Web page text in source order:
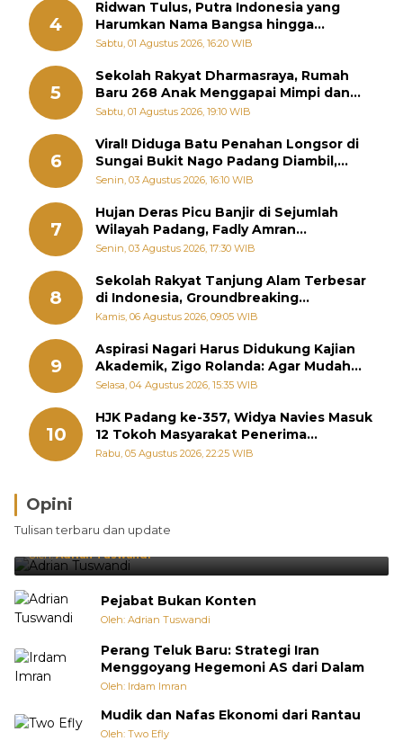
4
Ridwan Tulus, Putra Indonesia yang
Harumkan Nama Bangsa hingga
Diabadikan dalam Buku Jepang
Sabtu, 01 Agustus 2026, 16:20 WIB
5
Sekolah Rakyat Dharmasraya, Rumah
Baru 268 Anak Menggapai Mimpi dan
Memutus Rantai Kemiskinan
Sabtu, 01 Agustus 2026, 19:10 WIB
6
Viral! Diduga Batu Penahan Longsor di
Sungai Bukit Nago Padang Diambil,
Warga Khawatir Bencana Terulang
Senin, 03 Agustus 2026, 16:10 WIB
7
Hujan Deras Picu Banjir di Sejumlah
Wilayah Padang, Fadly Amran
Perintahkan OPD Siaga
Senin, 03 Agustus 2026, 17:30 WIB
8
Sekolah Rakyat Tanjung Alam Terbesar
di Indonesia, Groundbreaking
September
Kamis, 06 Agustus 2026, 09:05 WIB
9
Aspirasi Nagari Harus Didukung Kajian
Akademik, Zigo Rolanda: Agar Mudah
Diperjuangkan di Kementerian
Selasa, 04 Agustus 2026, 15:35 WIB
10
HJK Padang ke-357, Widya Navies Masuk
12 Tokoh Masyarakat Penerima
Penghargaan Pemko Padang
Rabu, 05 Agustus 2026, 22:25 WIB
Opini
Tulisan terbaru dan update
Brasil Lebih Diunggulkan, tetapi Jepang Selalu
Punya Cara Membuat Kejutan
Oleh:Adrian Tuswandi
Pejabat Bukan Konten
Oleh: Adrian Tuswandi
Perang Teluk Baru: Strategi Iran
Menggoyang Hegemoni AS dari Dalam
Oleh: Irdam Imran
Mudik dan Nafas Ekonomi dari Rantau
Oleh: Two Efly